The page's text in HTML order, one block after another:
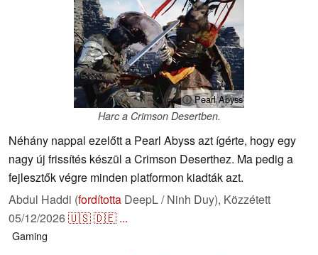
ⓘ Pearl Abyss
Harc a Crimson Desertben.
Néhány nappal ezelőtt a Pearl Abyss azt ígérte, hogy egy
nagy új frissítés készül a Crimson Deserthez. Ma pedig a
fejlesztők végre minden platformon kiadták azt.
Abdul Haddi (fordította DeepL / Ninh Duy), Közzétett
05/12/2026🇺🇸🇩🇪 ...
Gaming